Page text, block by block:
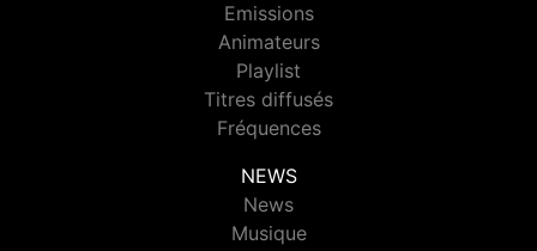
Emissions
Animateurs
Playlist
Titres diffusés
Fréquences
NEWS
News
Musique